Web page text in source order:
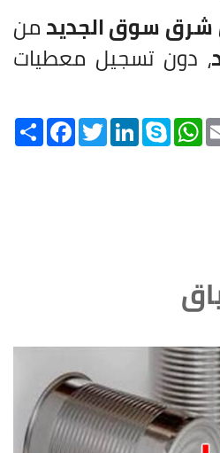
سوق الجديدمن
، دون تسجيل معطيات
Share FacebookTwitterLinkedInSkype